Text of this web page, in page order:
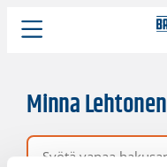
Minna Lehtonen
Vapaa hakusana